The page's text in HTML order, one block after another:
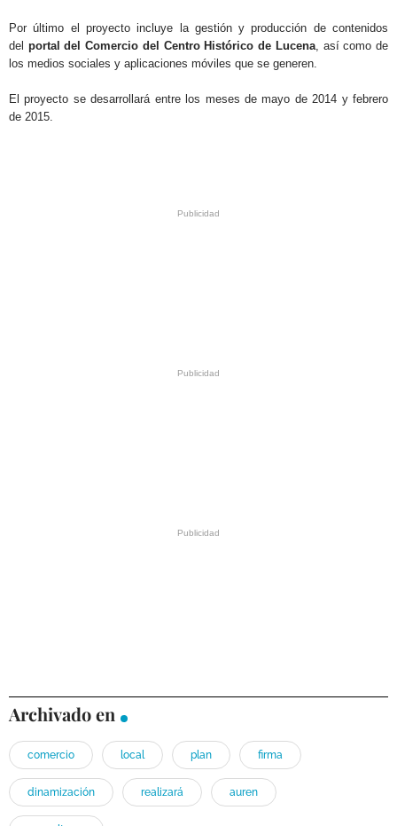
Por último el proyecto incluye la gestión y producción de contenidos
del portal del Comercio del Centro Histórico de Lucena, así como de
los medios sociales y aplicaciones móviles que se generen.
El proyecto se desarrollará entre los meses de mayo de 2014 y febrero
de 2015.
Archivado en
comercio local plan firma
dinamización realizará auren